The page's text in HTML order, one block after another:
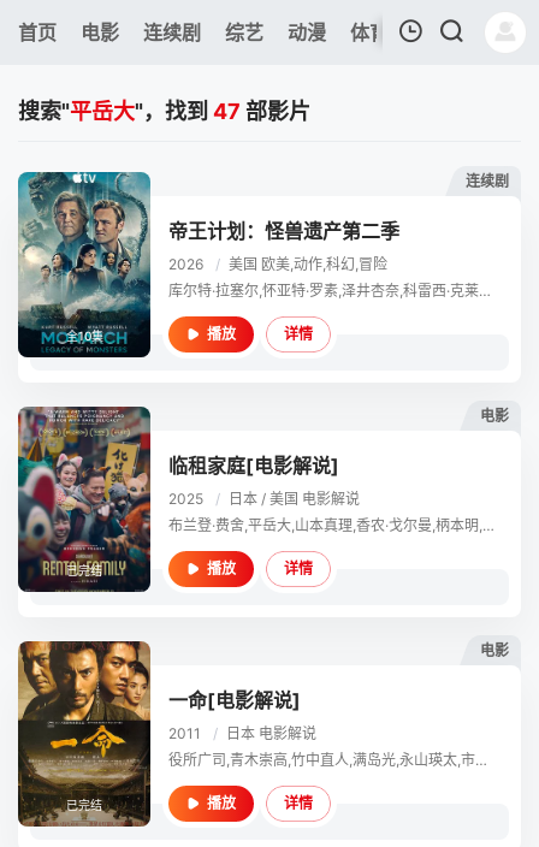
首页 电影 连续剧 综艺 动漫 体育 今日更新 热
我的观影记录
暂无观看影片的记录
搜索"平岳大"，找到 47 部影片
连续剧
全10集
帝王计划：怪兽遗产第二季
2026 / 美国 欧美,动作,科幻,冒险
库尔特·拉塞尔,怀亚特·罗素,泽井杏奈,科雷西·克莱门斯,渡部莲,平岳大,安德雷斯·霍尔姆,安柏·米德桑德,乔·蒂皮特,山本真理,米娅·格伦瓦尔德,加布里埃尔·约瑟夫
播放 详情
电影
已完结
临租家庭[电影解说]
2025 / 日本 / 美国 电影解说
布兰登·费舍,平岳大,山本真理,香农·戈尔曼,柄本明,尼希,古川雁,金隆夫,小松裕司,长田凉子,保罗·安德里亚·迪·皮耶特罗,木村文哉,龟田梨纱,加奈·凯蒂,尾关伸嗣,筱崎志乃,楚南勇真
播放 详情
电影
已完结
一命[电影解说]
2011 / 日本 电影解说
役所广司,青木崇高,竹中直人,满岛光,永山瑛太,市川海老藏,新井浩文,波冈一喜,笹野高史,斋藤步,平岳大,中村梅雀
播放 详情